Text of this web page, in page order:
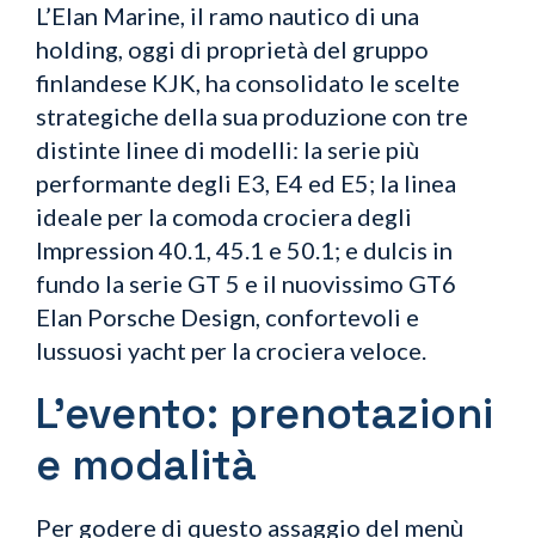
L’Elan Marine, il ramo nautico di una
holding, oggi di proprietà del gruppo
finlandese KJK, ha consolidato le scelte
strategiche della sua produzione con tre
distinte linee di modelli: la serie più
performante degli E3, E4 ed E5; la linea
ideale per la comoda crociera degli
Impression 40.1, 45.1 e 50.1; e dulcis in
fundo la serie GT 5 e il nuovissimo GT6
Elan Porsche Design, confortevoli e
lussuosi yacht per la crociera veloce.
L’evento: prenotazioni
e modalità
Per godere di questo assaggio del menù